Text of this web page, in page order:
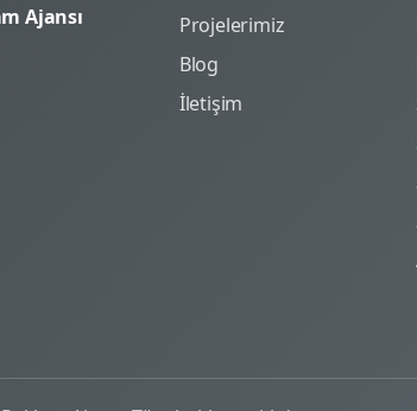
Ajansı
Projelerimiz
Blog
İletişim